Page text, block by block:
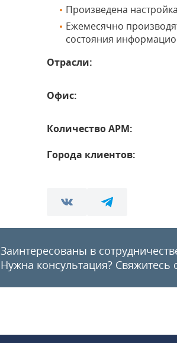
Произведена
Ежемесячно
состояния
Отрасли:
Офис:
Количество АРМ:
Города клиентов:
Заинтересованы в
Нужна консультация? Свяжитесь